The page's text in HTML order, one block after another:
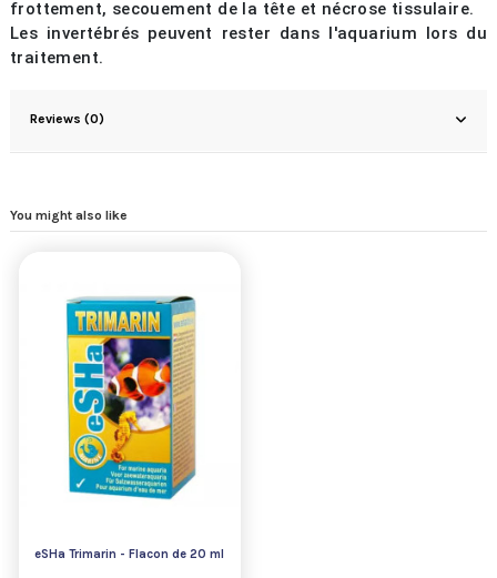
frottement, secouement de la tête et nécrose tissulaire.
Les invertébrés peuvent rester dans l'aquarium lors du
traitement.
Reviews (0)
You might also like
eSHa Trimarin - Flacon de 20 ml